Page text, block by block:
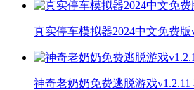
真实停车模拟器2024中文免费版
神奇老奶奶免费逃脱游戏v1.2.11